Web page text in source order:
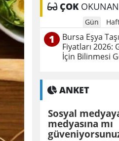
ÇOK
Gün
1
Bursa Eşya
Fiyatları 2026:
İçin Bilinmesi
ANKET
Sosyal
medyasına mı